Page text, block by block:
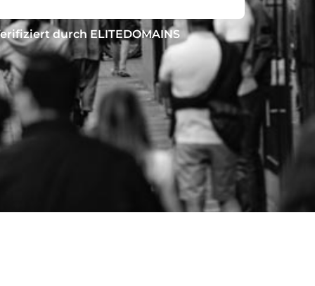
durch ELITEDOMAINS